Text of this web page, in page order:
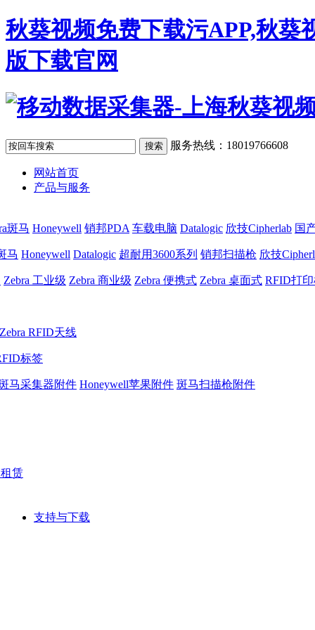
秋葵视频免费下载污APP,秋葵
版下载官网
服务热线：18019766608
网站首页
产品与服务
斑马 Honeywell 销邦PDA 车载电脑 Datalogic 欣技Cipherlab 国
马 Honeywell Datalogic 超耐用3600系列 销邦扫描枪 欣技
Zebra 工业级 Zebra 商业级 Zebra 便携式 Zebra 桌面式 RFID打
Zebra RFID天线
标签
马采集器附件 Honeywell苹果附件 斑马扫描枪附件
赁
支持与下载